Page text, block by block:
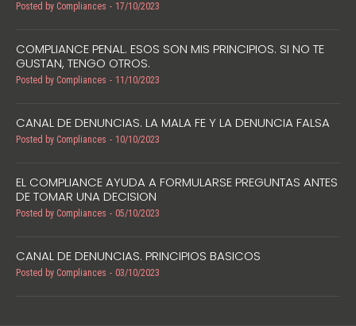
Posted by Compliances 17/10/2023
COMPLIANCE PENAL. ESOS SON MIS PRINCIPIOS. SI NO TE
GUSTAN, TENGO OTROS.
Posted by Compliances 11/10/2023
CANAL DE DENUNCIAS. LA MALA FE Y LA DENUNCIA FALSA
Posted by Compliances 10/10/2023
EL COMPLIANCE AYUDA A FORMULARSE PREGUNTAS ANTES
DE TOMAR UNA DECISION
Posted by Compliances 05/10/2023
CANAL DE DENUNCIAS. PRINCIPIOS BASICOS
Posted by Compliances 03/10/2023